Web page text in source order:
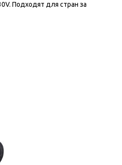
Подходят для стран за